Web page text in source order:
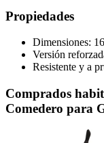
Propiedades
Dimensiones:
Versión
Resistente y a
Comprados
Comedero para